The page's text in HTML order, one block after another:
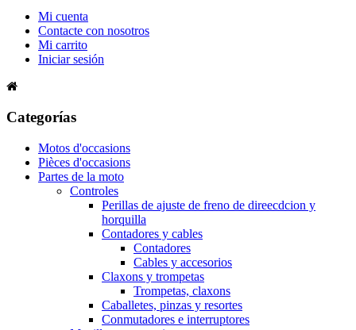
Mi cuenta
Contacte con nosotros
Mi carrito
Iniciar sesión
Categorías
Motos d'occasions
Pièces d'occasions
Partes de la moto
Controles
Perillas de ajuste de freno de direecdcion y
horquilla
Contadores y cables
Contadores
Cables y accesorios
Claxons y trompetas
Trompetas, claxons
Caballetes, pinzas y resortes
Conmutadores e interruptores